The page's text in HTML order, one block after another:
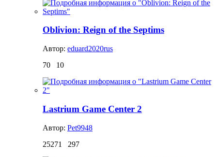
Oblivion: Reign of the Septims
Автор: eduard2020rus
70
10
Lastrium Game Center 2
Автор: Pet9948
25271
297